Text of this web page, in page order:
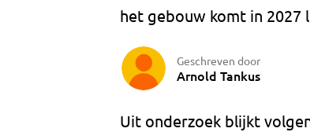
het gebouw komt in 2027
Geschreven door
Arnold Tankus
Uit onderzoek blijkt